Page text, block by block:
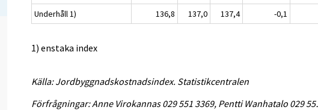
Underhåll 1)
136,8 137,0 137,4 -0,1
1) enstaka index
Källa: Jordbyggnadskostnadsindex. Statistikcentralen
Förfrågningar: Anne Virokannas 029 551 3369, Pentti Wanhatalo 029